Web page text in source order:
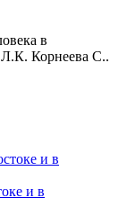
в
Л.К. Корнеева С..
и в